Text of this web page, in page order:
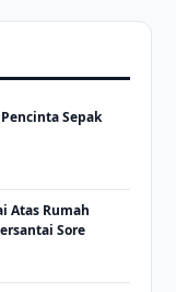
Sepak
Atas Rumah
Sore